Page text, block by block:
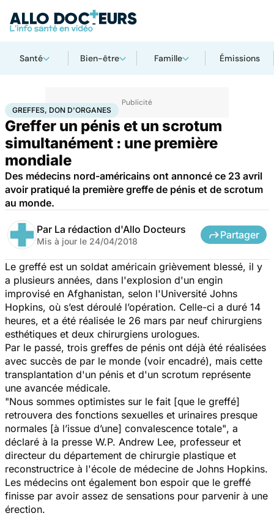
Santé Bien-être Famille Émissions
AccueilSantéGreffes, don d'organes
GREFFES, DON D'ORGANES
Greffer un pénis et un scrotum
simultanément : une première
mondiale
Des médecins nord-américains ont annoncé ce 23 avril
avoir pratiqué la première greffe de pénis et de scrotum
au monde.
Par La rédaction d'Allo Docteurs
Mis à jour le 24/04/2018
Partager
Le greffé est un soldat américain grièvement blessé, il y
a plusieurs années, dans l'explosion d'un engin
improvisé en Afghanistan, selon l'Université Johns
Hopkins, où s’est déroulé l’opération. Celle-ci a duré 14
heures, et a été réalisée le 26 mars par neuf chirurgiens
esthétiques et deux chirurgiens urologues.
Par le passé, trois greffes de pénis ont déjà été réalisées
avec succès de par le monde (voir encadré), mais cette
transplantation d'un pénis et d'un scrotum représente
une avancée médicale.
"Nous sommes optimistes sur le fait [que le greffé]
retrouvera des fonctions sexuelles et urinaires presque
normales [à l’issue d’une] convalescence totale", a
déclaré à la presse W.P. Andrew Lee, professeur et
directeur du département de chirurgie plastique et
reconstructrice à l'école de médecine de Johns Hopkins.
Les médecins ont également bon espoir que le greffé
finisse par avoir assez de sensations pour parvenir à une
érection.